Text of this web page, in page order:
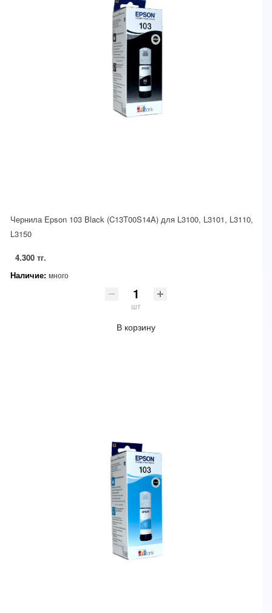
Чернила Epson 103 Black (C13T00S14A) для L3100, L3101, L3110,
L3150
4.300 тг.
Наличие: много
шт
В корзину